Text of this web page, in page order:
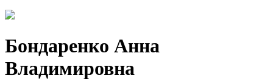
Бондаренко Анна
Владимировна